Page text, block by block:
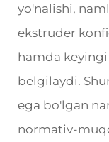
yo'nalishi,
ekstruder
hamda
belgilaydi.
ega bo'lgan
normativ-